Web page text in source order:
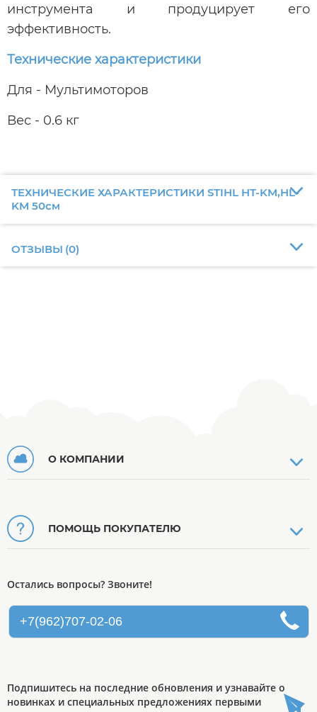
инструмента и продуцирует его
эффективность.
Технические характеристики
Для - Мультимоторов
Вес - 0.6 кг
ТЕХНИЧЕСКИЕ ХАРАКТЕРИСТИКИ STIHL HT-KM,HL-
KM 50см
ОТЗЫВЫ (0)
О КОМПАНИИ
ПОМОЩЬ ПОКУПАТЕЛЮ
Остались вопросы? Звоните!
+7(962)707-02-06
Подпишитесь на последние обновления и узнавайте о
новинках и специальных предложениях первыми